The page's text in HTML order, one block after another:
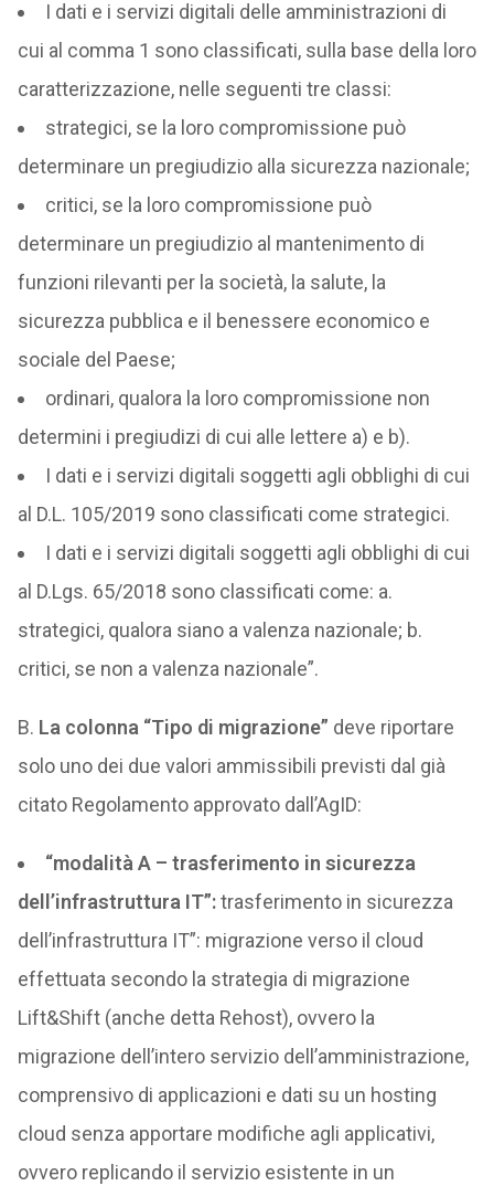
I dati e i servizi digitali delle amministrazioni di
cui al comma 1 sono classificati, sulla base della loro
caratterizzazione, nelle seguenti tre classi:
strategici, se la loro compromissione può
determinare un pregiudizio alla sicurezza nazionale;
critici, se la loro compromissione può
determinare un pregiudizio al mantenimento di
funzioni rilevanti per la società, la salute, la
sicurezza pubblica e il benessere economico e
sociale del Paese;
ordinari, qualora la loro compromissione non
determini i pregiudizi di cui alle lettere a) e b).
I dati e i servizi digitali soggetti agli obblighi di cui
al D.L. 105/2019 sono classificati come strategici.
I dati e i servizi digitali soggetti agli obblighi di cui
al D.Lgs. 65/2018 sono classificati come: a.
strategici, qualora siano a valenza nazionale; b.
critici, se non a valenza nazionale”.
B. La colonna “Tipo di migrazione” deve riportare
solo uno dei due valori ammissibili previsti dal già
citato Regolamento approvato dall’AgID:
“modalità A – trasferimento in sicurezza
dell’infrastruttura IT”:trasferimento in sicurezza
dell’infrastruttura IT”: migrazione verso il cloud
effettuata secondo la strategia di migrazione
Lift&Shift (anche detta Rehost), ovvero la
migrazione dell’intero servizio dell’amministrazione,
comprensivo di applicazioni e dati su un hosting
cloud senza apportare modifiche agli applicativi,
ovvero replicando il servizio esistente in un